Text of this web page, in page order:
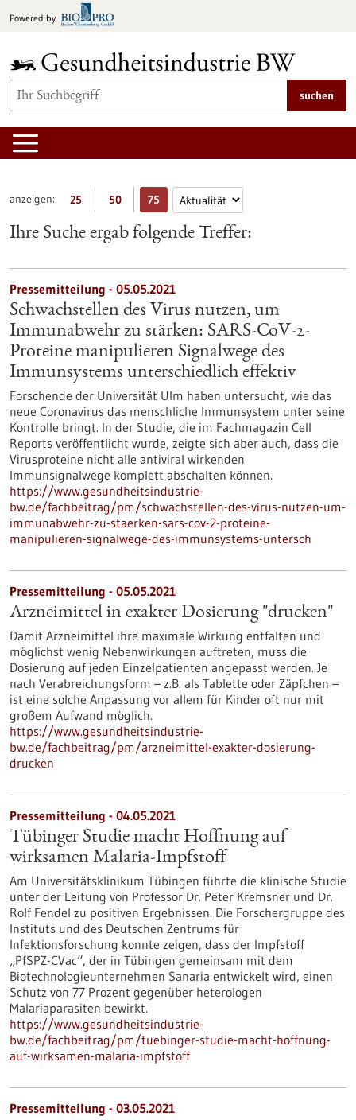
Inhalt
Powered by
suchen
anzeigen: 25 50 75
Ihre Suche ergab folgende Treffer:
Pressemitteilung - 05.05.2021
Schwachstellen des Virus nutzen, um
Immunabwehr zu stärken: SARS-CoV-2-
Proteine manipulieren Signalwege des
Immunsystems unterschiedlich effektiv
Forschende der Universität Ulm haben untersucht, wie das
neue Coronavirus das menschliche Immunsystem unter seine
Kontrolle bringt. In der Studie, die im Fachmagazin Cell
Reports veröffentlicht wurde, zeigte sich aber auch, dass die
Virusproteine nicht alle antiviral wirkenden
Immunsignalwege komplett abschalten können.
https://www.gesundheitsindustrie-
bw.de/fachbeitrag/pm/schwachstellen-des-virus-nutzen-um-
immunabwehr-zu-staerken-sars-cov-2-proteine-
manipulieren-signalwege-des-immunsystems-untersch
Pressemitteilung - 05.05.2021
Arzneimittel in exakter Dosierung "drucken"
Damit Arzneimittel ihre maximale Wirkung entfalten und
möglichst wenig Nebenwirkungen auftreten, muss die
Dosierung auf jeden Einzelpatienten angepasst werden. Je
nach Verabreichungsform – z.B. als Tablette oder Zäpfchen –
ist eine solche Anpassung vor allem für Kinder oft nur mit
großem Aufwand möglich.
https://www.gesundheitsindustrie-
bw.de/fachbeitrag/pm/arzneimittel-exakter-dosierung-
drucken
Pressemitteilung - 04.05.2021
Tübinger Studie macht Hoffnung auf
wirksamen Malaria-Impfstoff
Am Universitätsklinikum Tübingen führte die klinische Studie
unter der Leitung von Professor Dr. Peter Kremsner und Dr.
Rolf Fendel zu positiven Ergebnissen. Die Forschergruppe des
Instituts und des Deutschen Zentrums für
Infektionsforschung konnte zeigen, dass der Impfstoff
„PfSPZ-CVac“, der in Tübingen gemeinsam mit dem
Biotechnologieunternehmen Sanaria entwickelt wird, einen
Schutz von 77 Prozent gegenüber heterologen
Malariaparasiten bewirkt.
https://www.gesundheitsindustrie-
bw.de/fachbeitrag/pm/tuebinger-studie-macht-hoffnung-
auf-wirksamen-malaria-impfstoff
Pressemitteilung - 03.05.2021